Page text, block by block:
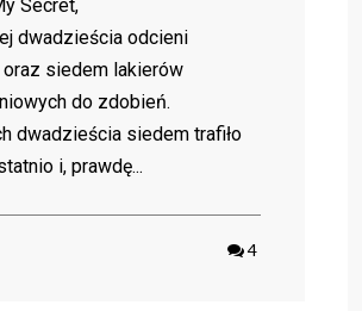
Secret,
dwadzieścia odcieni
siedem lakierów
do zdobień.
dwadzieścia siedem trafiło
i, prawdę...
4